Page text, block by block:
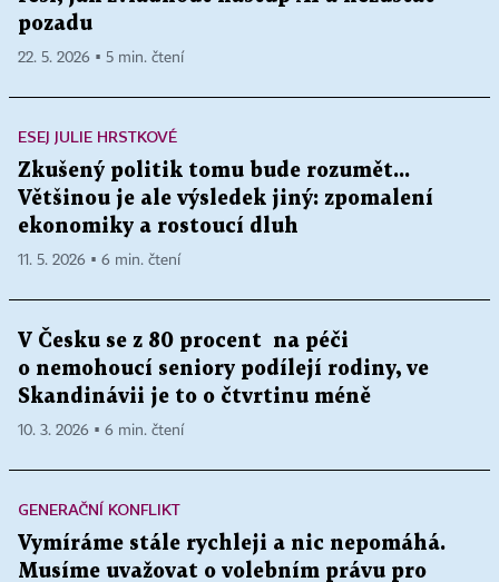
pozadu
22. 5. 2026 ▪ 5 min. čtení
ESEJ JULIE HRSTKOVÉ
Zkušený politik tomu bude rozumět...
Většinou je ale výsledek jiný: zpomalení
ekonomiky a rostoucí dluh
11. 5. 2026 ▪ 6 min. čtení
V Česku se z 80 procent na péči
o nemohoucí seniory podílejí rodiny, ve
Skandinávii je to o čtvrtinu méně
10. 3. 2026 ▪ 6 min. čtení
GENERAČNÍ KONFLIKT
Vymíráme stále rychleji a nic nepomáhá.
Musíme uvažovat o volebním právu pro